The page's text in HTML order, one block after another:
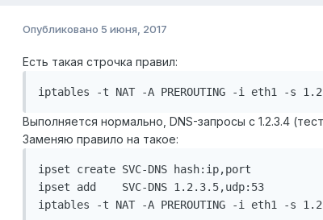
Опубликовано 5 июня, 2017
Есть такая строчка правил:
Выполняется нормально, DNS-запросы с 1.2.3.4
Заменяю правило на такое:
ipset create SVC-DNS hash:ip,port
ipset add    SVC-DNS 1.2.3.5,udp:53